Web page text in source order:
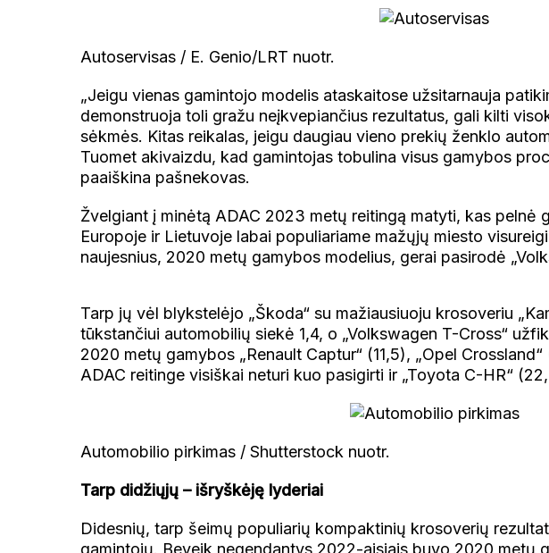
Autoservisas / E. Genio/LRT nuotr.
„Jeigu vienas gamintojo modelis ataskaitose užsitarnauja
demonstruoja toli gražu neįkvepiančius rezultatus, gali kilti
sėkmės. Kitas reikalas, jeigu daugiau vieno prekių ženklo
Tuomet akivaizdu, kad gamintojas tobulina visus gamybos
paaiškina pašnekovas.
Žvelgiant į minėtą ADAC 2023 metų reitingą matyti, kas pelnė
Europoje ir Lietuvoje labai populiariame mažųjų miesto
naujesnius, 2020 metų gamybos modelius, gerai pasirodė
Tarp jų vėl blykstelėjo „Škoda“ su mažiausiuoju krosoveriu
tūkstančiui automobilių siekė 1,4, o „Volkswagen T-Cross“
2020 metų gamybos „Renault Captur“ (11,5), „Opel
ADAC reitinge visiškai neturi kuo pasigirti ir „Toyota C-HR“
Automobilio pirkimas / Shutterstock nuotr.
Tarp didžiųjų – išryškėję lyderiai
Didesnių, tarp šeimų populiarių kompaktinių krosoverių
gamintojų. Beveik negendantys 2022-aisiais buvo 2020 metų